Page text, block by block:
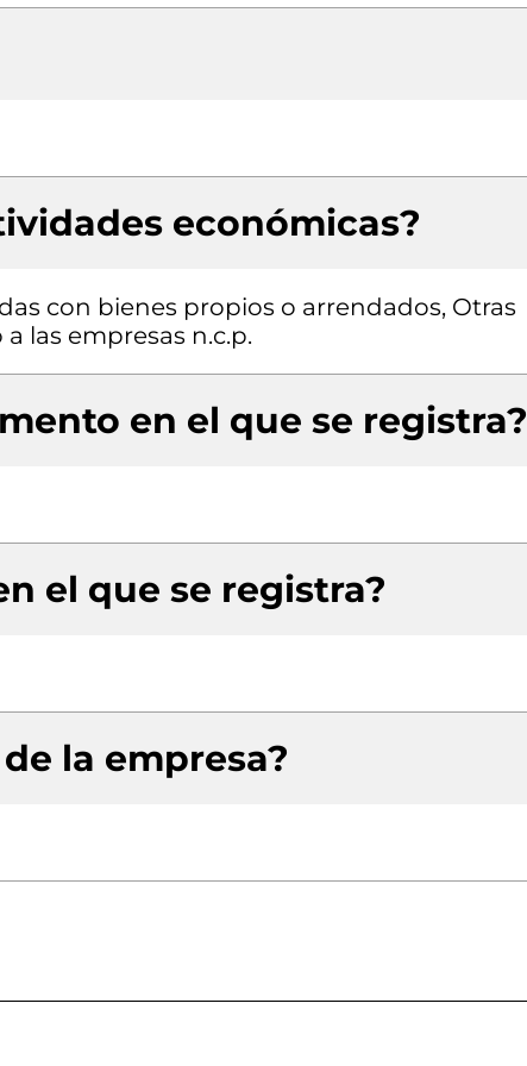
económicas?
con bienes propios o arrendados, Otras
las empresas n.c.p.
en el que se registra?
el que se registra?
la empresa?